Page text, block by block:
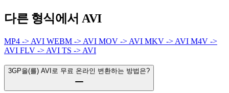
다른 형식에서 AVI
MP4 -> AVI WEBM -> AVI MOV -> AVI MKV -> AVI M4V ->
AVI FLV -> AVI TS -> AVI
3GP을(를) AVI로 무료 온라인 변환하는 방법은?